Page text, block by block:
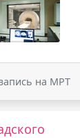
на МРТ